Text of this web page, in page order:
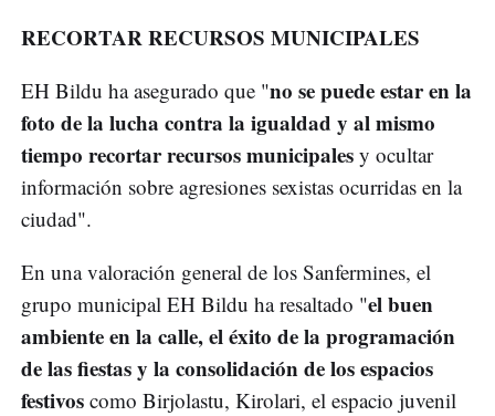
RECORTAR RECURSOS MUNICIPALES
EH Bildu ha asegurado que "no se puede estar en la
foto de la lucha contra la igualdad y al mismo
tiempo recortar recursos municipales y ocultar
información sobre agresiones sexistas ocurridas en la
ciudad".
En una valoración general de los Sanfermines, el
grupo municipal EH Bildu ha resaltado "el buen
ambiente en la calle, el éxito de la programación
de las fiestas y la consolidación de los espacios
festivos como Birjolastu, Kirolari, el espacio juvenil